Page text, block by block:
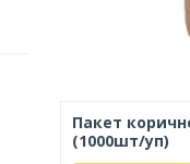
Пакет
(1000шт/уп)